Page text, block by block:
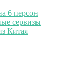
6 персон
сервизы
Китая